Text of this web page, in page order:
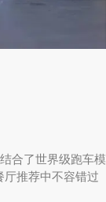
合了世界级跑车模
推荐中不容错过